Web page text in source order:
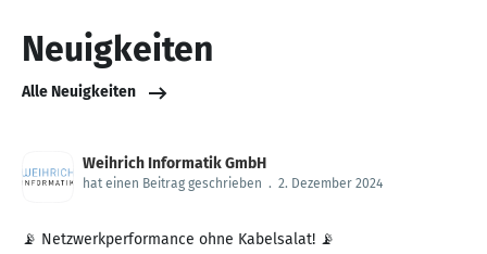
Neuigkeiten
Alle Neuigkeiten
Weihrich Informatik GmbH
hat einen Beitrag geschrieben . 2. Dezember 2024
📡 Netzwerkperformance ohne Kabelsalat! 📡